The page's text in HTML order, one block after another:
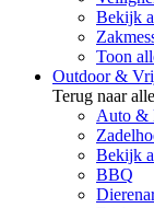
Bekijk
Toon
Outdoor &
Terug naar
Auto &
Bekijk
BBQ